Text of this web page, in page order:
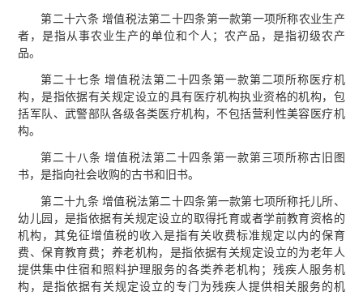
第二十六条 增值税法第二十四条第一款第一项所称农业生产
者，是指从事农业生产的单位和个人；农产品，是指初级农产
品。
第二十七条 增值税法第二十四条第一款第二项所称医疗机
构，是指依据有关规定设立的具有医疗机构执业资格的机构，包
括军队、武警部队各级各类医疗机构，不包括营利性美容医疗机
构。
第二十八条 增值税法第二十四条第一款第三项所称古旧图
书，是指向社会收购的古书和旧书。
第二十九条 增值税法第二十四条第一款第七项所称托儿所、
幼儿园，是指依据有关规定设立的取得托育或者学前教育资格的
机构，其免征增值税的收入是指有关收费标准规定以内的保育
费、保育教育费；养老机构，是指依据有关规定设立的为老年人
提供集中住宿和照料护理服务的各类养老机构；残疾人服务机
构，是指依据有关规定设立的专门为残疾人提供相关服务的机